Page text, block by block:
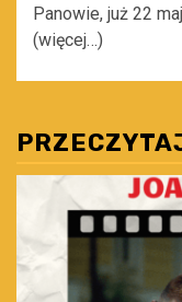
Panowie, już 22
(więcej…)